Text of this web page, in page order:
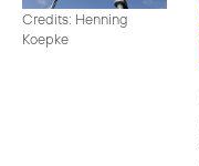
Credits: Henning
Koepke